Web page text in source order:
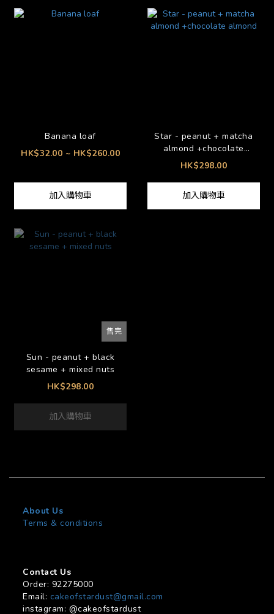
Banana loaf
HK$32.00 ~ HK$260.00
加入購物車
Star - peanut + matcha
almond +chocolate
almond
HK$298.00
加入購物車
售完
Sun - peanut + black
sesame + mixed nuts
HK$298.00
加入購物車
About Us
Terms & conditions
Contact Us
Order: 92275000
Email: cakeofstardust@gmail.com
instagram: @cakeofstardust